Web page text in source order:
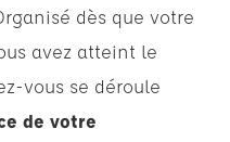
dès que votre
avez atteint le
vous se déroule
de votre